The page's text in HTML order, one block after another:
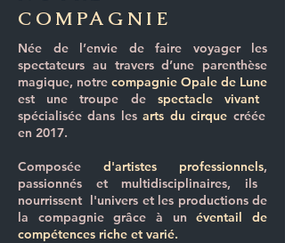
COMPAGNIE
Née de l’envie de faire voyager les
spectateurs au travers d’une parenthèse
magique, notre compagnie Opale de Lune
est une troupe de spectacle vivant
spécialisée dans lesarts du cirque créée
en 2017.
Composée d'artistes professionnels,
passionnés et multidisciplinaires, ils
nourrissent l'univers et les productions de
la compagnie grâce à unéventail de
compétences riche et varié.